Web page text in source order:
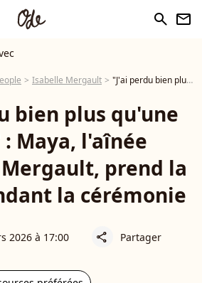
search newsletter
Isabelle Mergault "J'ai perdu bien plus qu'une mère" : Maya, l'aînée d'Isabelle Mergault, prend la parole pendant la cérémonie
bien plus qu'une
Maya, l'aînée
prend la
la cérémonie
2026 à 17:00 share Partager